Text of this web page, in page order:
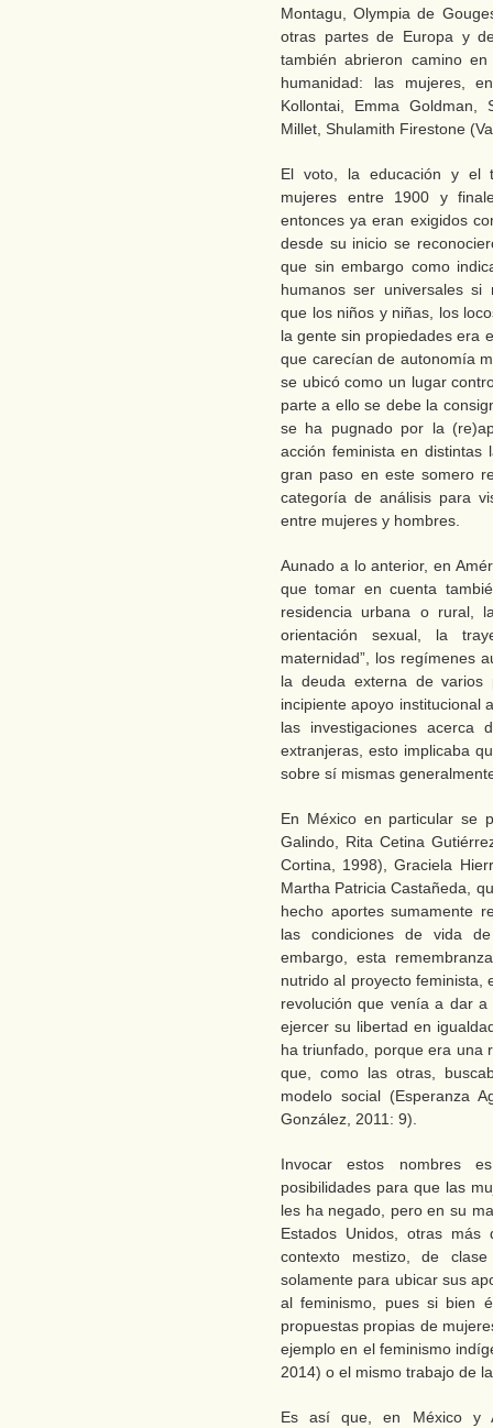
Montagu, Olympia de
otras partes de Europa y
también abrieron camino
humanidad: las mujeres,
Kollontai, Emma Goldman,
Millet, Shulamith Firestone
El voto, la educación y el
mujeres entre 1900 y
entonces ya eran exigidos
desde su inicio se
que sin embargo como
humanos ser universales si
que los niños y niñas, los
la gente sin propiedades era
que carecían de autonomía
se ubicó como un lugar
parte a ello se debe la
se ha pugnado por la
acción feminista en distintas
gran paso en este somero
categoría de análisis para
entre mujeres y hombres.
Aunado a lo anterior, en
que tomar en cuenta
residencia urbana o rural,
orientación sexual, la
maternidad”, los regímenes
la deuda externa de
incipiente apoyo institucional
las investigaciones acerca
extranjeras, esto implicaba
sobre sí mismas
En México en particular se
Galindo, Rita Cetina
Cortina, 1998), Graciela
Martha Patricia Castañeda,
hecho aportes sumamente
las condiciones de vida
embargo, esta
nutrido al proyecto feminista,
revolución que venía a dar
ejercer su libertad en
ha triunfado, porque era una
que, como las otras,
modelo social (Esperanza
González, 2011: 9).
Invocar estos nombres
posibilidades para que las
les ha negado, pero en su
Estados Unidos, otras
contexto mestizo, de
solamente para ubicar sus
al feminismo, pues si bien
propuestas propias de
ejemplo en el feminismo
2014) o el mismo trabajo de
Es así que, en México y